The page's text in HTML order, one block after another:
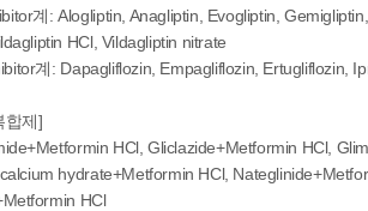
계: Alogliptin, Anagliptin, Evogliptin,
HCl, Vildagliptin nitrate
계: Dapagliflozin, Empagliflozin, Ertugliflozin,
합제]
HCl, Gliclazide+Metformin HCl,
hydrate+Metformin HCl,
HCl